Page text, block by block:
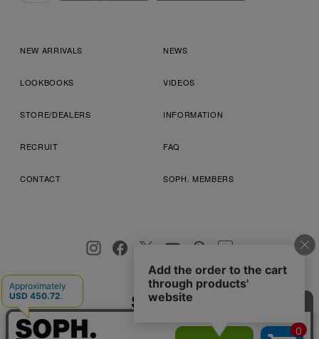
NEW ARRIVALS NEWS
LOOKBOOKS VIDEOS
STORE/DEALERS INFORMATION
RECRUIT FAQ
CONTACT SOPH. MEMBERS